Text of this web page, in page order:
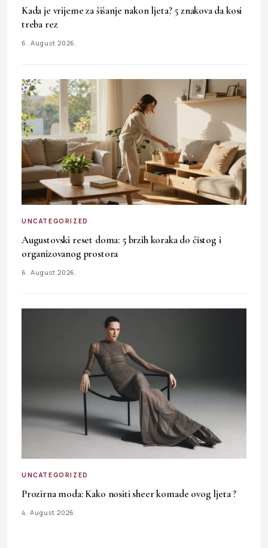
Kada je vrijeme za šišanje nakon ljeta? 5 znakova da kosi
treba rez
6. August 2026.
UNCATEGORIZED
Augustovski reset doma: 5 brzih koraka do čistog i
organizovanog prostora
6. August 2026.
UNCATEGORIZED
Prozirna moda: Kako nositi sheer komade ovog ljeta ?
4. August 2026.